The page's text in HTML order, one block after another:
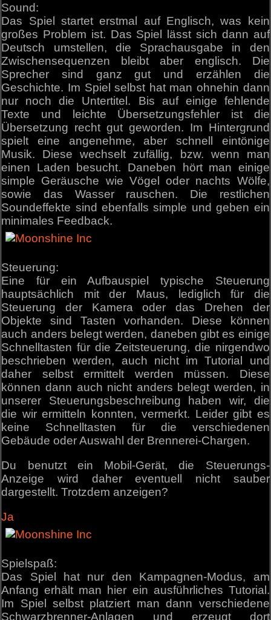
Sound:
Das Spiel startet erstmal auf Englisch, was kein
großes Problem ist. Das Spiel lässt sich dann auf
Deutsch umstellen, die Sprachausgabe in den
Zwischensequenzen bleibt aber englisch. Die
Sprecher sind ganz gut und erzählen die
Geschichte. Im Spiel selbst hat man ohnehin dann
nur noch die Untertitel. Bis auf einige fehlende
Texte und leichte Übersetzungsfehler ist die
Übersetzung recht gut geworden. Im Hintergrund
spielt eine angenehme, aber schnell eintönige
Musik. Diese wechselt zufällig, bzw. wenn man
einen Laden besucht. Daneben hört man einige
simple Geräusche wie Vögel oder nachts Wölfe,
sowie das Wasser rauschen. Die restlichen
Soundeffekte sind ebenfalls simple und geben ein
minimales Feedback.
Steuerung:
Eine für ein Aufbauspiel typische Steuerung
hauptsächlich mit der Maus, lediglich für die
Steuerung der Kamera oder das Drehen der
Objekte sind Tasten vorhanden. Diese können
auch anders belegt werden, daneben gibt es einige
Schnelltasten für die Zeitsteuerung, die nirgendwo
beschrieben werden, auch nicht im Tutorial und
daher selbst ermittelt werden müssen. Diese
können dann auch nicht anders belegt werden, in
unserer Steuerungsbeschreibung haben wir, die
die wir ermitteln konnten, vermerkt. Leider gibt es
keine Schnelltasten für die verschiedenen
Gebäude oder Auswahl der Brennerei-Chargen.
Du benutzt ein Mobil-Gerät, die Steuerungs-
Anzeige wird daher eventuell nicht sauber
dargestellt. Trotzdem anzeigen?
Ja
Spielspaß:
Das Spiel hat nur den Kampagnen-Modus, am
Anfang erhält man hier ein ausführliches Tutorial.
Im Spiel selbst platziert man dann verschiedene
Schwarzbrenner-Anlagen und erzeugt dort